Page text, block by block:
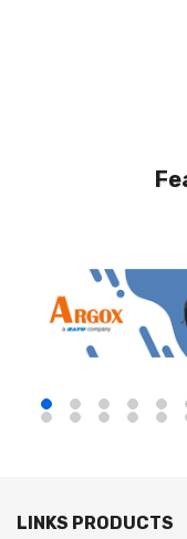
LINKS PRODUCTS